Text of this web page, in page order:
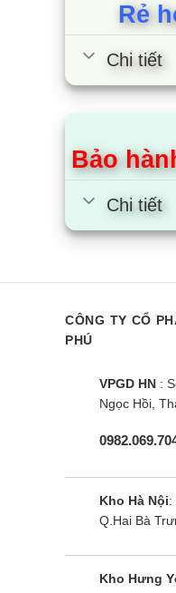
Rẻ
Chi tiết
Bảo
Chi tiết
CÔNG TY CỔ
PHÚ
VPGD HN :
Ngọc Hồi,
Kho Hà Nội:
Q.Hai Bà
Kho Hưng